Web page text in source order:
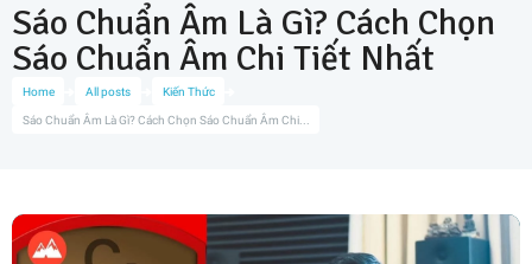
Home All posts Kiến Thức
Sáo Chuẩn Âm Là Gì? Cách Chọn Sáo Chuẩn Âm Chi...
Sáo Chuẩn Âm Là Gì? Cách Chọn
Sáo Chuẩn Âm Chi Tiết Nhất